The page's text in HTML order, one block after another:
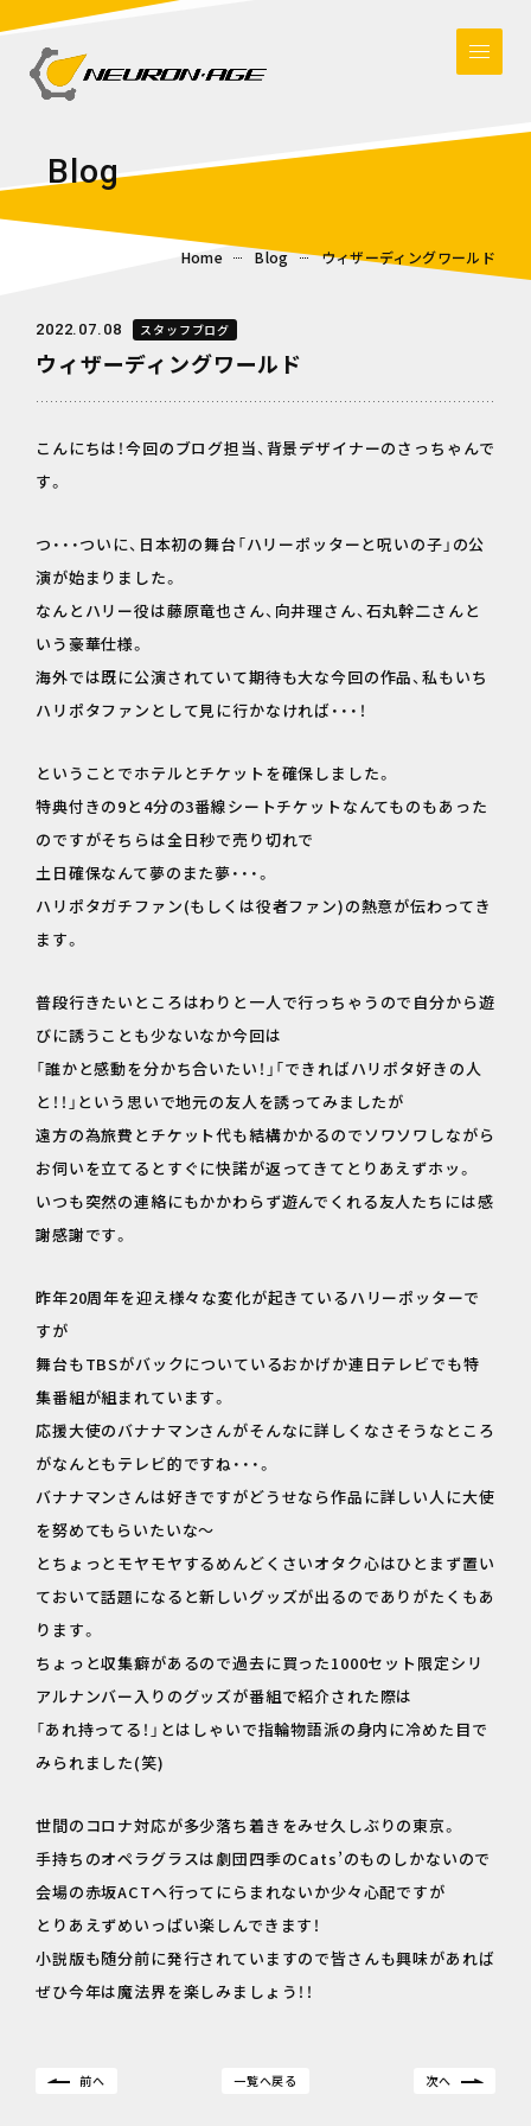
Blog
Home Blog ウィザーディングワールド
2022.07.08 スタッフブログ
ウィザーディングワールド
こんにちは！今回のブログ担当、背景デザイナーのさっちゃんで
す。
つ・・・ついに、日本初の舞台「ハリーポッターと呪いの子」の公
演が始まりました。
なんとハリー役は藤原竜也さん、向井理さん、石丸幹二さんと
いう豪華仕様。
海外では既に公演されていて期待も大な今回の作品、私もいち
ハリポタファンとして見に行かなければ・・・！
ということでホテルとチケットを確保しました。
特典付きの9と4分の3番線シートチケットなんてものもあった
のですがそちらは全日秒で売り切れで
土日確保なんて夢のまた夢・・・。
ハリポタガチファン(もしくは役者ファン)の熱意が伝わってき
ます。
普段行きたいところはわりと一人で行っちゃうので自分から遊
びに誘うことも少ないなか今回は
「誰かと感動を分かち合いたい！」「できればハリポタ好きの人
と！！」という思いで地元の友人を誘ってみましたが
遠方の為旅費とチケット代も結構かかるのでソワソワしながら
お伺いを立てるとすぐに快諾が返ってきてとりあえずホッ。
いつも突然の連絡にもかかわらず遊んでくれる友人たちには感
謝感謝です。
昨年20周年を迎え様々な変化が起きているハリーポッターで
すが
舞台もTBSがバックについているおかげか連日テレビでも特
集番組が組まれています。
応援大使のバナナマンさんがそんなに詳しくなさそうなところ
がなんともテレビ的ですね・・・。
バナナマンさんは好きですがどうせなら作品に詳しい人に大使
を努めてもらいたいな～
とちょっとモヤモヤするめんどくさいオタク心はひとまず置い
ておいて話題になると新しいグッズが出るのでありがたくもあ
ります。
ちょっと収集癖があるので過去に買った1000セット限定シリ
アルナンバー入りのグッズが番組で紹介された際は
「あれ持ってる！」とはしゃいで指輪物語派の身内に冷めた目で
みられました(笑)
世間のコロナ対応が多少落ち着きをみせ久しぶりの東京。
手持ちのオペラグラスは劇団四季のCats’のものしかないので
会場の赤坂ACTへ行ってにらまれないか少々心配ですが
とりあえずめいっぱい楽しんできます！
小説版も随分前に発行されていますので皆さんも興味があれば
ぜひ今年は魔法界を楽しみましょう！！
前へ 一覧へ戻る 次へ